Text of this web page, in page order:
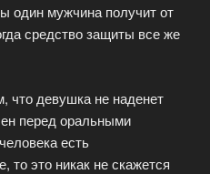
один мужчина получит от
средство защиты все же
что девушка не наденет
перед оральными
есть
то это никак не скажется